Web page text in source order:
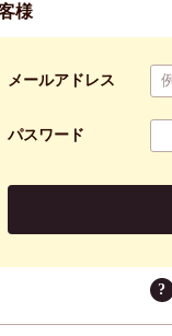
様
メールアドレス
パスワード
?